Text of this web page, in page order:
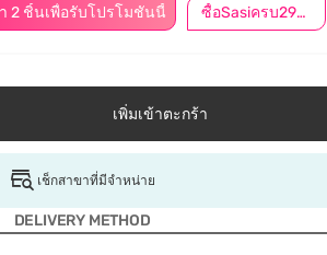
2 ชิ้นเพื่อรับโปรโมชันนี้ ซื้อSasiครบ299ลด30.-
เพิ่มเข้าตะกร้า
เช็กสาขาที่มีจำหน่าย
DELIVERY METHOD